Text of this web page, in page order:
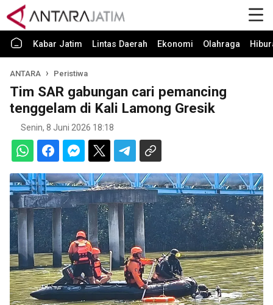
Kabar Jatim Lintas Daerah Ekonomi Olahraga
ANTARA Peristiwa
Tim SAR gabungan cari pemancing
tenggelam di Kali Lamong Gresik
Senin, 8 Juni 2026 18:18